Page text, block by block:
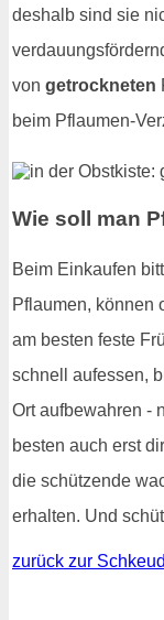
deshalb sind sie
von getrockneten
beim Pflaumen-
Wie soll man
Beim Einkaufen
Pflaumen, können
am besten feste
schnell aufessen,
Ort aufbewahren -
besten auch erst
die schützende
erhalten. Und
zurück zur